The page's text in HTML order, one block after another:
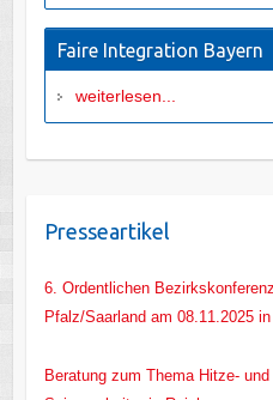
Faire Integration Bayern
weiterlesen...
Presseartikel
6. Ordentlichen
Pfalz/Saarland am 08.11.2025
Beratung zum Thema Hitze-